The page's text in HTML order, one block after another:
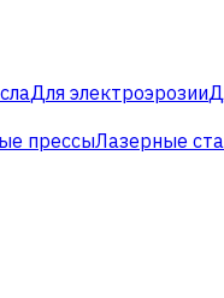
Для электроэрозии
прессыЛазерные